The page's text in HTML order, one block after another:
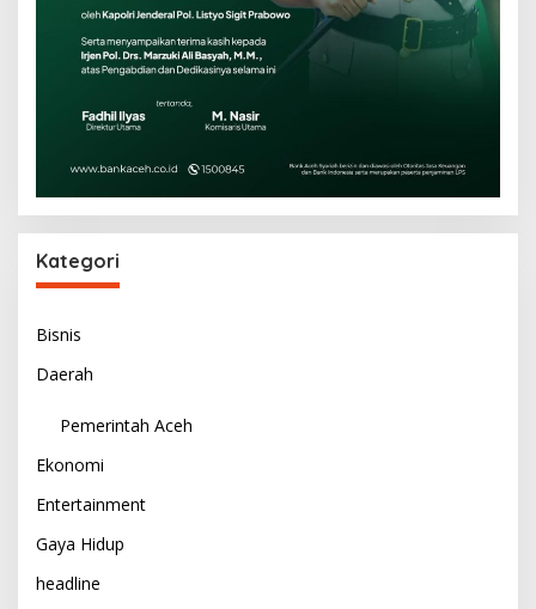
Kategori
Bisnis
Daerah
Pemerintah Aceh
Ekonomi
Entertainment
Gaya Hidup
headline